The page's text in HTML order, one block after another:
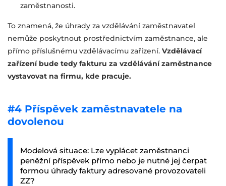
zaměstnanosti.
To znamená, že úhrady za vzdělávání zaměstnavatel
nemůže poskytnout prostřednictvím zaměstnance, ale
přímo příslušnému vzdělávacímu zařízení. Vzdělávací
zařízení bude tedy fakturu za vzdělávání zaměstnance
vystavovat na firmu, kde pracuje.
#4 Příspěvek zaměstnavatele na
dovolenou
Modelová situace: Lze vyplácet zaměstnanci
peněžní příspěvek přímo nebo je nutné jej čerpat
formou úhrady faktury adresované provozovateli
ZZ?